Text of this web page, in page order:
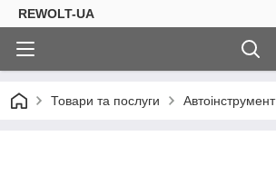
REWOLT-UA
Товари та послуги Автоінструмент